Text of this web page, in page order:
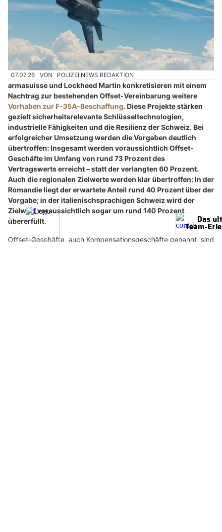
07.07.26 VON POLIZEI.NEWS REDAKTION
armasuisse und Lockheed Martin konkretisieren mit einem
Nachtrag zur bestehenden Offset-Vereinbarung weitere
Vorhaben zur F-35A-Beschaffung. Diese Projekte stärken
gezielt sicherheitsrelevante Schlüsseltechnologien,
industrielle Fähigkeiten und die Resilienz der Schweiz. Bei
erfolgreicher Umsetzung werden die Vorgaben deutlich
übertroffen: Insgesamt werden voraussichtlich Offset-
Geschäfte im Umfang von rund 73 Prozent des
Vertragswerts erreicht – statt der verlangten 60 Prozent.
Auch die regionalen Zielwerte werden klar übertroffen: In der
Romandie liegt der erwartete Anteil rund 40 Prozent über der
Vorgabe; in der italienischsprachigen Schweiz wird der
Zielwert voraussichtlich sogar um rund 140 Prozent
übererfüllt.
Offset-Geschäfte, auch Kompensationsgeschäfte genannt, sind